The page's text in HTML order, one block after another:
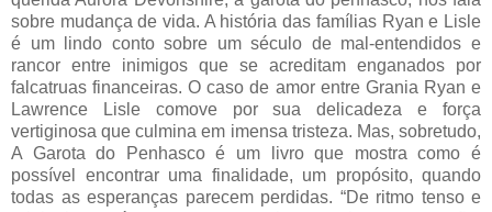
sobre mudança de vida. A história das famílias Ryan e Lisle
é um lindo conto sobre um século de mal-entendidos e
rancor entre inimigos que se acreditam enganados por
falcatruas financeiras. O caso de amor entre Grania Ryan e
Lawrence Lisle comove por sua delicadeza e força
vertiginosa que culmina em imensa tristeza. Mas, sobretudo,
A Garota do Penhasco é um livro que mostra como é
possível encontrar uma finalidade, um propósito, quando
todas as esperanças parecem perdidas. “De ritmo tenso e